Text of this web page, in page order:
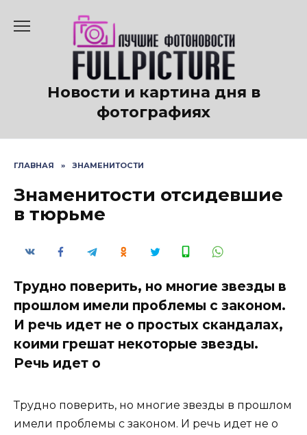
содержанию
Новости и картина дня в
фотографиях
ГЛАВНАЯ » ЗНАМЕНИТОСТИ
Знаменитости отсидевшие
в тюрьме
Трудно поверить, но многие звезды в
прошлом имели проблемы с законом.
И речь идет не о простых скандалах,
коими грешат некоторые звезды.
Речь идет о
Трудно поверить, но многие звезды в прошлом
имели проблемы с законом. И речь идет не о